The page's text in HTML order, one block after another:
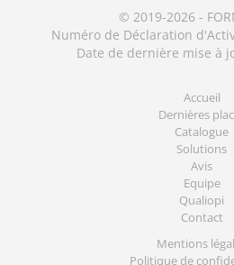
© 2019-2026 -
Numéro de Déclaration
Date de dernière mise à
Accueil
Dernières
Catalogue
Solutions
Avis
Equipe
Qualiopi
Contact
Mentions
Politique de